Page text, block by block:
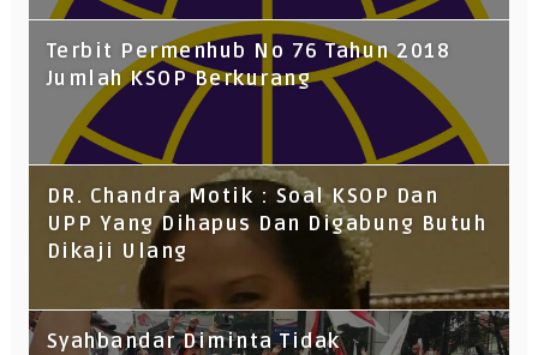
Terbit Permenhub No 76 Tahun 2018
Jumlah KSOP Berkurang
DR. Chandra Motik : Soal KSOP Dan
UPP Yang Dihapus Dan Digabung Butuh
Dikaji Ulang
Syahbandar Diminta Tidak